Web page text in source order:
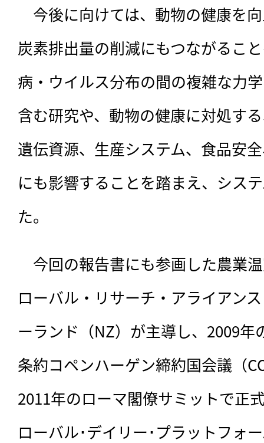
今後に向けては、動物の健康を
炭素排出量の削減にもつながるこ
病・ウイルス分布の間の複雑な力
含む研究や、動物の健康に対処す
遺伝資源、生産システム、食品安
にも影響することを踏まえ、シス
た。
今回の報告書にも参画した農業
ローバル・リサーチ・アライアン
ーランド（NZ）が主導し、2009年
条約コペンハーゲン締約国会議（
2011年のローマ閣僚サミットで正
ローバル･デイリー･プラットフォ